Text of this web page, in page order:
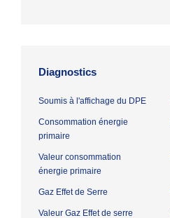
Diagnostics
Soumis à l'affichage du DPE
Consommation énergie
primaire
Valeur consommation
énergie primaire
Gaz Effet de Serre
Valeur Gaz Effet de serre